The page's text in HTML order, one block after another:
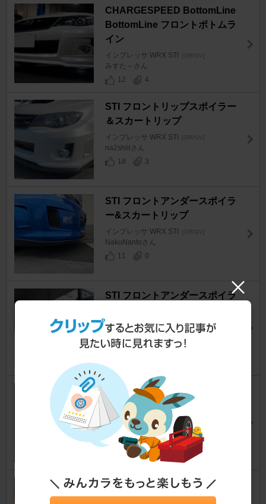
CHARGESPEED BottomLine
BottomLine フロントボトムラ
イン
インプレッサ WRX STI [GR/GV]
みすた～さん
12
4
STI フロントリップスポイラー
＆スカートリップ
インプレッサ WRX STI [GR/GV]
na2shiiiさん
18
3
STI フロントアンダースポイラ
ー&スカートリップ
インプレッサ WRX STI [GR/GV]
NakuNantoさん
11
0
STI フロントアンダースポイラ
インプレッサ WRX STI [GR/GV]
8
0
STI スカートリップ
インプレッサ WRX STI [GR/GV]
@かちさん
10
1
VARIS ワイドボディ用アンダー
リップ(VASU-185)